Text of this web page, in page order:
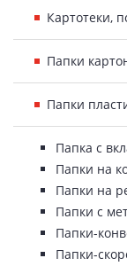
Картотеки,
Папки
Папки
Папка с
Папки на
Папки на
Папки с
Папки-
Папки-